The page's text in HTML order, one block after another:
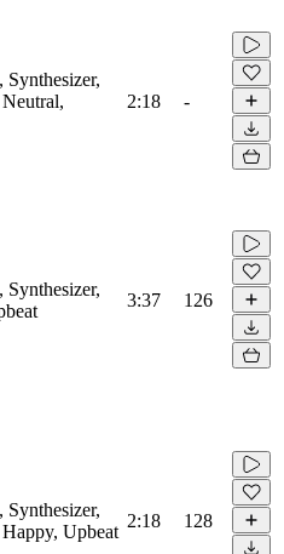
Synthesizer,
2:18 -
Synthesizer,
3:37 126
Synthesizer,
Upbeat
2:18 128